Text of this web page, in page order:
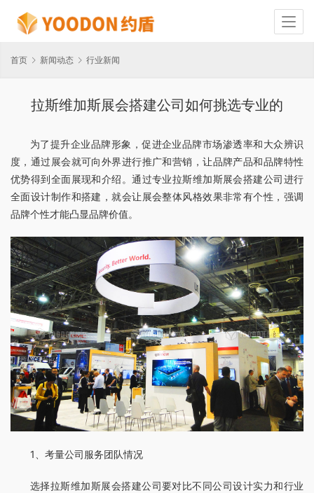
首页 新闻动态 行业新闻
拉斯维加斯展会搭建公司如何挑选专业的
为了提升企业品牌形象，促进企业品牌市场渗透率和大众辨识
度，通过展会就可向外界进行推广和营销，让品牌产品和品牌特性
优势得到全面展现和介绍。通过专业拉斯维加斯展会搭建公司进行
全面设计制作和搭建，就会让展会整体风格效果非常有个性，强调
品牌个性才能凸显品牌价值。
1、考量公司服务团队情况
选择拉斯维加斯展会搭建公司要对比不同公司设计实力和行业